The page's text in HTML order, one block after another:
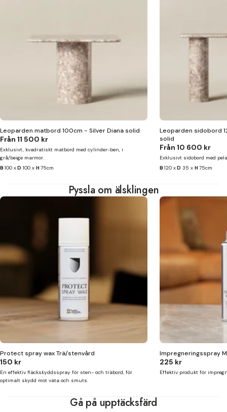
Leoparden matbord 100cm - Silver Diana solid
Från 11 500 kr
Exklusivt, kvadratiskt matbord med cylinder-ben, i
grå/beige marmor.
B 100 xD 100 x H 75cm
Leoparden sidobord
solid
Från 10 600 kr
Exklusivt sidobord med
B 120 xD 35 x H 75cm
Pyssla om älsklingen
Protect spray wax Trä/stenvård
150 kr
En effektiv fläckskyddsspray för sten- och träbord, för
optimalt skydd mot väta och smuts.
Impregneringsspray
225 kr
Effektiv produkt för
Gå på upptäcksfärd